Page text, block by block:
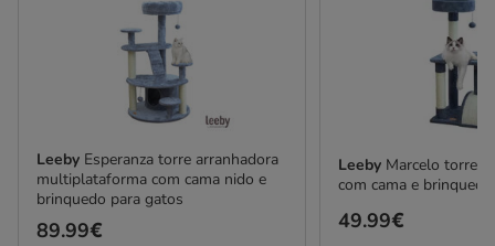
Leeby Esperanza torre arranhadora
multiplataforma com cama nido e
brinquedo para gatos
Preço
89.99€
Leeby Marcelo torre
com cama e
Preço
49.99€